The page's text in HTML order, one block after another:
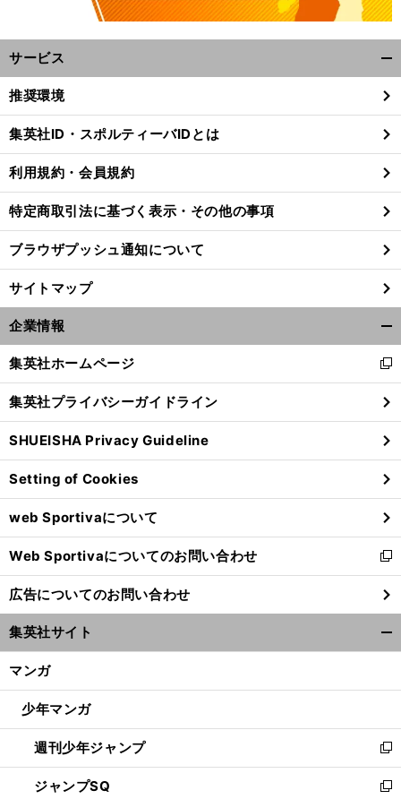
サービス
閉
る
推奨環境
集英社ID・スポルティーバIDとは
利用規約・会員規約
特定商取引法に基づく表示・その他の事項
ブラウザプッシュ通知について
サイトマップ
企業情報
閉
る
集英社ホームページ
新
し
い
ウ
ィ
ン
ド
ウ
で
開
く
集英社プライバシーガイドライン
SHUEISHA Privacy Guideline
Setting of Cookies
web Sportivaについて
Web Sportivaについてのお問い合わせ
新
し
い
ウ
ィ
ン
ウ
開
く
広告についてのお問い合わせ
集英社サイト
マンガ
少年マンガ
週刊少年ジャンプ
新
し
い
ジャンプSQ
新